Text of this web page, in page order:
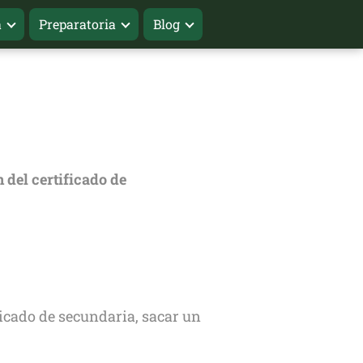
Preparatoria Blog
del certificado de
de secundaria, sacar un